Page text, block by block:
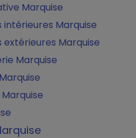
Marquise
intérieures Marquise
extérieures Marquise
Marquise